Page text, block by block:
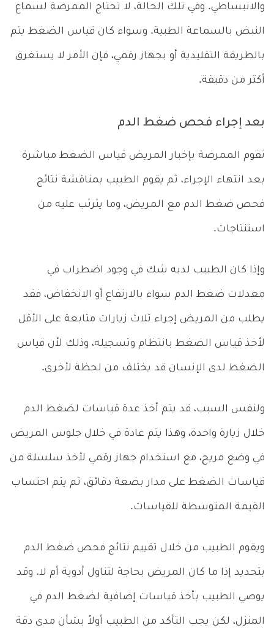
والانبساطي. وفي تلك الحالة، لا تحتاج الممرضة لسماع
النبض بالسماعة الطبية. وسواء كان قياس الضغط يتم
بالطريقة التقليدية أو بجهاز رقمي، فإن الأمر لا يستغرق
أكثر من دقيقة.
بعد إجراء فحص ضغط الدم
تقوم الممرضة بإخبار المريض قياس الضغط مباشرة
بعد انتهاء الإجراء، ثم يقوم الطبيب بمناقشة نتائج
فحص ضغط الدم مع المريض، وما يترتب عليه من
استنتاجات.
وإذا كان الطبيب لديه شك في وجود اضطراب في
معدلات ضغط الدم سواء بالارتفاع أو الانخفاض، فقد
يطلب من المريض إجراء ثلاث زيارات متابعة على الأقل
لأخذ قياس الضغط بانتظام وتسجيله، وذلك لأن قياس
الضغط لدى الإنسان قد يختلف من لحظة لأخرى.
ولنفس السبب، قد يتم أخذ عدة قياسات لضغط الدم
خلال زيارة واحدة، وهذا يتم عادة في خلال جلوس المريض
في وضع مريح، مع استخدام جهاز رقمي لأخذ سلسلة من
قياسات الضغط على مدار بضعة دقائق، ثم يتم احتساب
القيمة المتوسطة للقياسات.
ويقوم الطبيب من خلال تقييم نتائج فحص ضغط الدم
بتحديد إذا ما كان المريض بحاجة لتناول أدوية أم لا. وقد
يوصي الطبيب بأخذ قياسات إضافية لضغط الدم في
المنزل، لكن يجب التأكد من الطبيب أولاً بشأن مدى دقة